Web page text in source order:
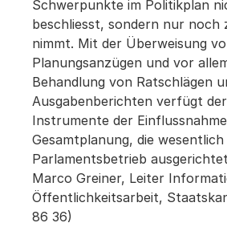
Schwerpunkte im Politikplan
beschliesst, sondern nur noch
nimmt. Mit der Überweisung
Planungsanzügen und vor
Behandlung von Ratschlägen
Ausgabenberichten verfügt
Instrumente der
Gesamtplanung, die
Parlamentsbetrieb
Marco Greiner, Leiter
Öffentlichkeitsarbeit,
86 36)